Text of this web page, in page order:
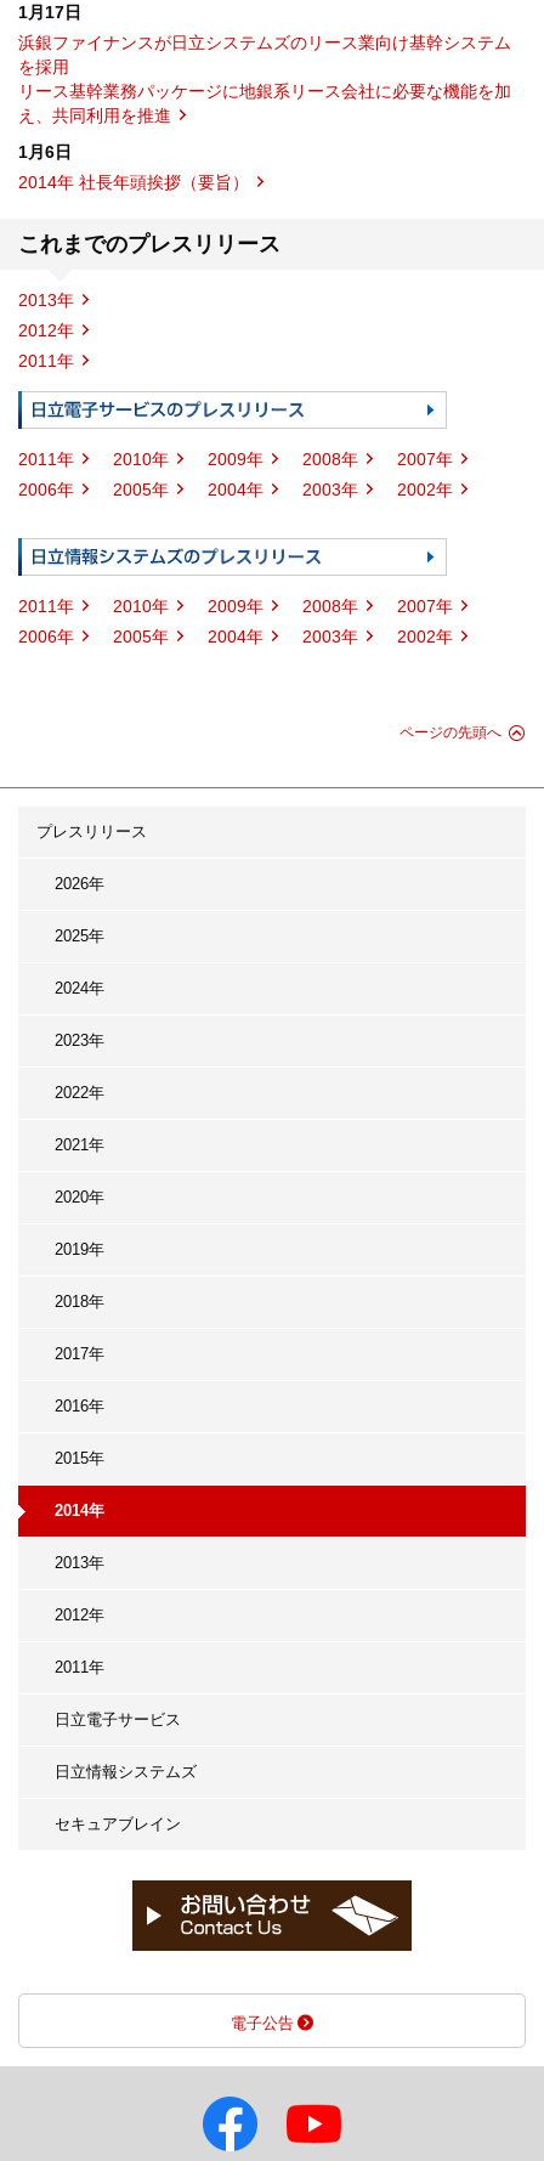
1月17日
浜銀ファイナンスが日立システムズのリース業向け基幹システム
を採用
リース基幹業務パッケージに地銀系リース会社に必要な機能を加
え、共同利用を推進
1月6日
2014年 社長年頭挨拶（要旨）
これまでのプレスリリース
2013年
2012年
2011年
2011年 2010年 2009年 2008年
2007年
2006年
2005年 2004年 2003年 2002年
2011年 2010年 2009年 2008年
2007年
2006年
2005年 2004年 2003年 2002年
ページの先頭へ
プレスリリース
2026年
2025年
2024年
2023年
2022年
2021年
2020年
2019年
2018年
2017年
2016年
2015年
2014年
2013年
2012年
2011年
日立電子サービス
日立情報システムズ
セキュアブレイン
電子公告